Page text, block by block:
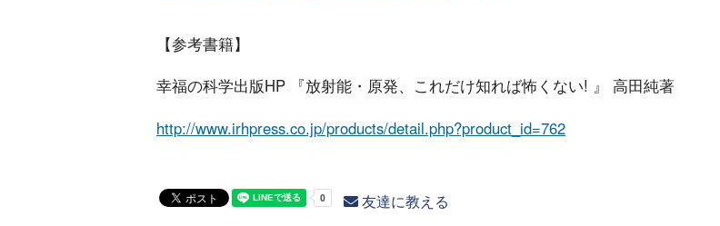
【参考書籍】
幸福の科学出版HP 『放射能・原発、これだけ知れば怖くない! 』 高田純著
http://www.irhpress.co.jp/products/detail.php?product_id=762
友達に教える